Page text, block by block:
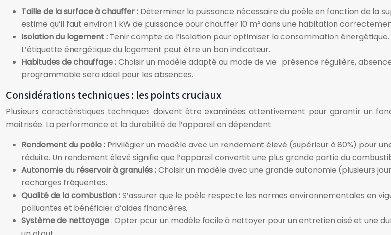
Taille de la surface à chauffer : Déterminer la puissance nécessaire du poêle en fonction de la
estime qu’il faut environ 1 kW de puissance pour chauffer 10 m² dans une habitation
Isolation du logement : Tenir compte de l’isolation pour optimiser la consommation
L’étiquette énergétique du logement peut être un bon indicateur.
Habitudes de chauffage :Choisir un modèle adapté au mode de vie : présence régulière,
programmable sera idéal pour les absences.
Considérations techniques : les points cruciaux
Plusieurs caractéristiques techniques doivent être examinées attentivement pour garantir un
maîtrisée. La performance et la durabilité de l’appareil en dépendent.
Rendement du poêle : Privilégier un modèle avec un rendement élevé (supérieur à 80%) pour
réduite. Un rendement élevé signifie que l’appareil convertit une plus grande partie du
Autonomie du réservoir à granulés :Choisir un modèle avec une grande autonomie (plusieurs
recharges fréquentes.
Qualité de la combustion :S’assurer que le poêle respecte les normes environnementales en
polluantes et bénéficier d’aides financières.
Système de nettoyage :Opter pour un modèle facile à nettoyer pour un entretien aisé et une